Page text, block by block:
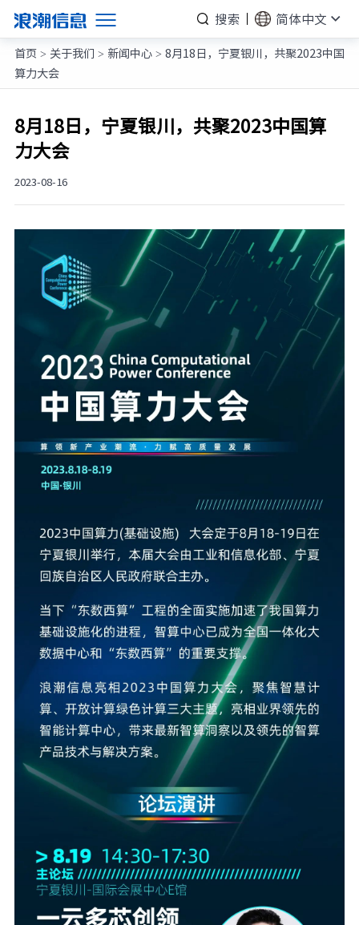
搜索
简体中文
产品
解决方案
服务支持
如何购买
合作伙伴
联合创新平台
计算产业洞察
元脑品牌升级公告
首页 > 关于我们 > 新闻中心 > 8月18日，宁夏银川，共聚2023中国
算力大会
8月18日，宁夏银川，共聚2023中国算
力大会
2023-08-16